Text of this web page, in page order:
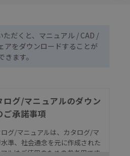
ただくと、マニュアル / CAD /
アをダウンロードすることが
きます。
ログ/マニュアルのダウン
ご承諾事項
グ/マニュアルは、カタログ/マ
準、社会通念を元に作成された
ルはご使用のための参考用です